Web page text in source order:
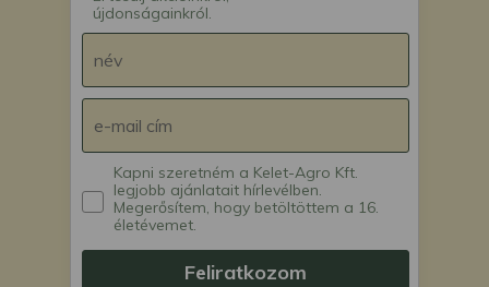
újdonságainkról.
Kapni szeretném a Kelet-Agro Kft.
legjobb ajánlatait hírlevélben.
Megerősítem, hogy betöltöttem a 16.
életévemet.
Feliratkozom